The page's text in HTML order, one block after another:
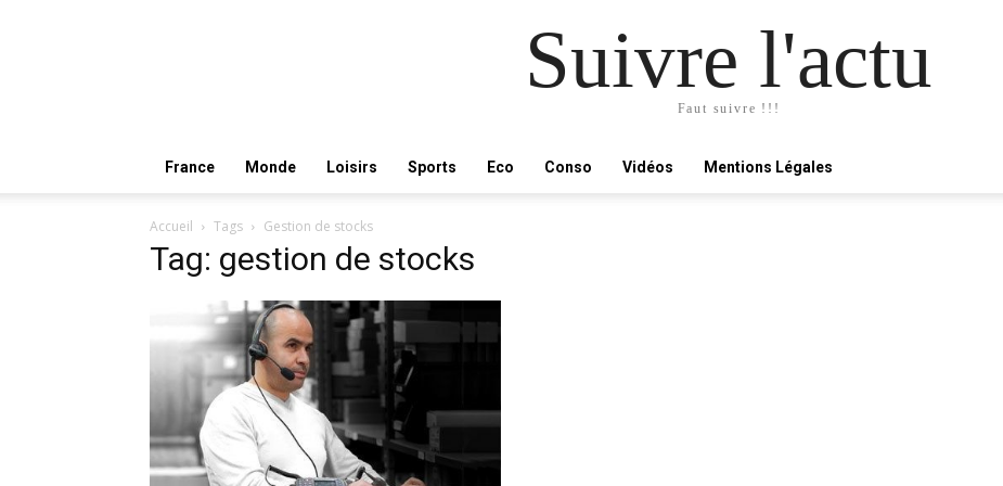
Suivre l'actu
Faut suivre !!!
France Monde Loisirs Sports Eco Conso Vidéos Mentions Légales
Accueil Tags Gestion de stocks
Tag: gestion de stocks